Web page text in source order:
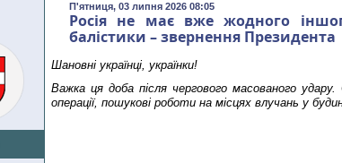
П'ятниця, 03 липня 2026 08:05
Росія не має вже жодного
балістики – звернення Президента
Шановні українці, українки!
Важка ця доба після чергового масованого
операції, пошукові роботи на місцях влучань у